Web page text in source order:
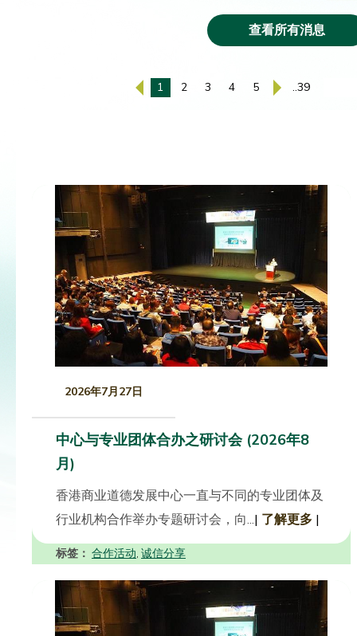
查看所有消息
1 2 3 4 5 ..39
2026年7月27日
中心与专业团体合办之研讨会 (2026年8
月)
香港商业道德发展中心一直与不同的专业团体及
行业机构合作举办专题研讨会，向...| 了解更多 |
标签： 合作活动, 诚信分享